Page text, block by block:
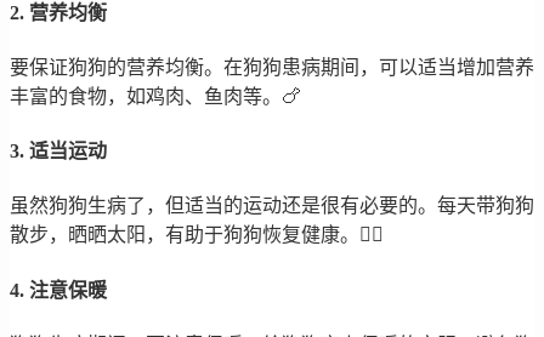
2. 营养均衡
要保证狗狗的营养均衡。在狗狗患病期间，可以适当增加营养
丰富的食物，如鸡肉、鱼肉等。🍗
3. 适当运动
虽然狗狗生病了，但适当的运动还是很有必要的。每天带狗狗
散步，晒晒太阳，有助于狗狗恢复健康。🚶‍♂️
4. 注意保暖